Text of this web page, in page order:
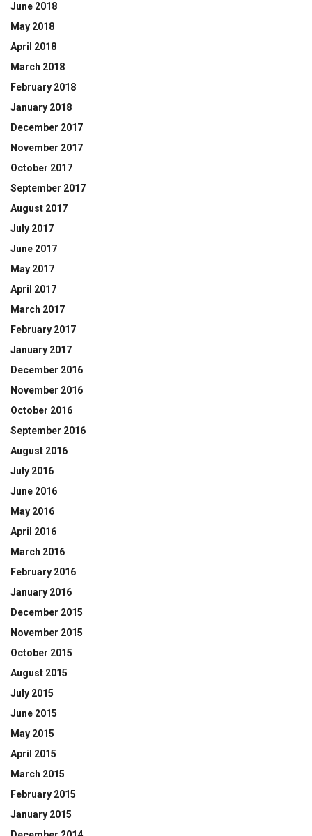
June 2018
May 2018
April 2018
March 2018
February 2018
January 2018
December 2017
November 2017
October 2017
September 2017
August 2017
July 2017
June 2017
May 2017
April 2017
March 2017
February 2017
January 2017
December 2016
November 2016
October 2016
September 2016
August 2016
July 2016
June 2016
May 2016
April 2016
March 2016
February 2016
January 2016
December 2015
November 2015
October 2015
August 2015
July 2015
June 2015
May 2015
April 2015
March 2015
February 2015
January 2015